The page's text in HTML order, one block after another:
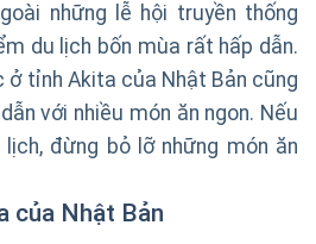
những lễ hội truyền thống
du lịch bốn mùa rất hấp dẫn.
ở tỉnh Akita của Nhật Bản cũng
với nhiều món ăn ngon. Nếu
đừng bỏ lỡ những món ăn
của Nhật Bản